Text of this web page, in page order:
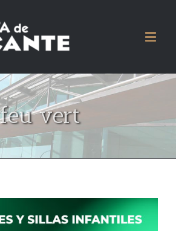
feu vert